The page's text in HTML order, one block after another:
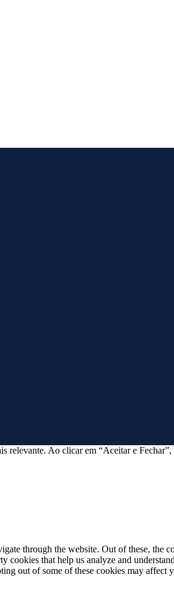
relevante. Ao clicar em “Aceitar e
through the website. Out of these, the
cookies that help us analyze and
out of some of these cookies may affect